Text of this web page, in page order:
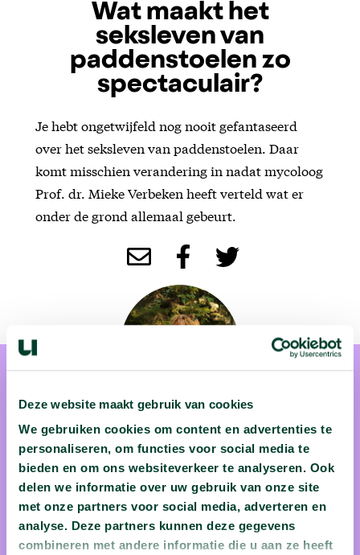
Deze website maakt gebruik van cookies
We gebruiken cookies om content en advertenties te
personaliseren, om functies voor social media te
bieden en om ons websiteverkeer te analyseren. Ook
delen we informatie over uw gebruik van onze site
met onze partners voor social media, adverteren en
analyse. Deze partners kunnen deze gegevens
combineren met andere informatie die u aan ze heeft
Wat maakt het
seksleven van
paddenstoelen zo
spectaculair?
Je hebt ongetwijfeld nog nooit gefantaseerd
over het seksleven van paddenstoelen. Daar
komt misschien verandering in nadat mycoloog
Prof. dr. Mieke Verbeken heeft verteld wat er
onder de grond allemaal gebeurt.
prof. dr. Mieke Verbeken
Als kind wilde Mieke Verbeken alles ontdekken, verzamelen
en weten over elk levend organisme. Vogels, mossen,
bloemplanten, vleermuizen, zwammen, … alles kon haar